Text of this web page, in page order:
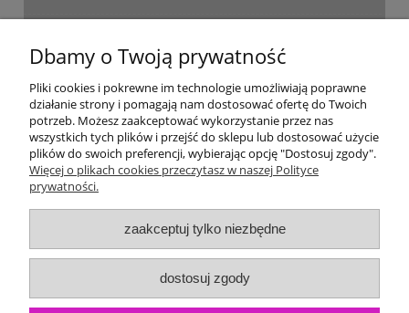
Moje konto
Gwarancja i zwroty
O firmie
Dbamy o Twoją prywatność
Pliki cookies i pokrewne im technologie umożliwiają poprawne
działanie strony i pomagają nam dostosować ofertę do Twoich
potrzeb. Możesz zaakceptować wykorzystanie przez nas
wszystkich tych plików i przejść do sklepu lub dostosować użycie
plików do swoich preferencji, wybierając opcję "Dostosuj zgody".
Więcej o plikach cookies przeczytasz w naszej Polityce
prywatności.
zaakceptuj tylko niezbędne
dostosuj zgody